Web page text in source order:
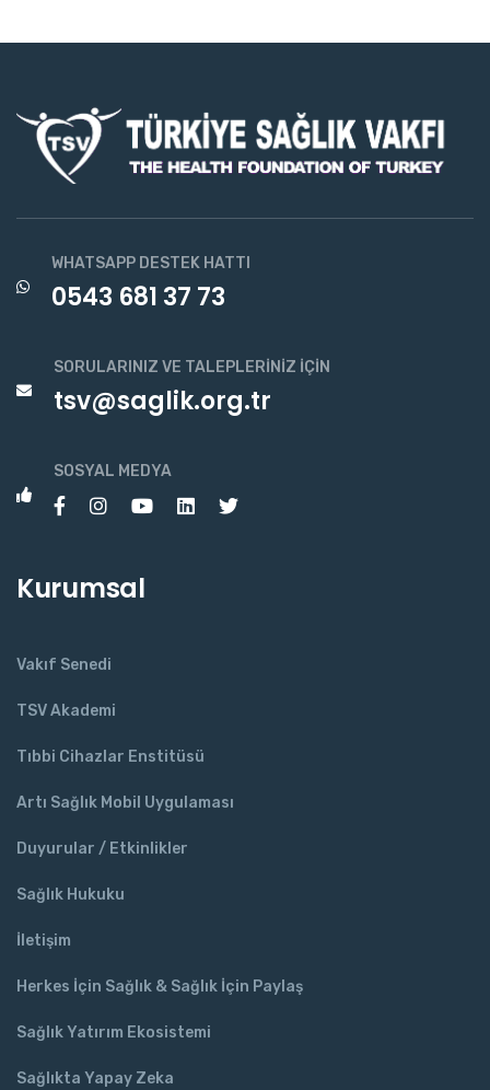
WHATSAPP DESTEK HATTI
0543 681 37 73
SORULARINIZ VE TALEPLERINIZ İÇIN
tsv@saglik.org.tr
SOSYAL MEDYA
Kurumsal
Vakıf Senedi
TSV Akademi
Tıbbi Cihazlar Enstitüsü
Artı Sağlık Mobil Uygulaması
Duyurular / Etkinlikler
Sağlık Hukuku
İletişim
Herkes İçin Sağlık & Sağlık İçin Paylaş
Sağlık Yatırım Ekosistemi
Sağlıkta Yapay Zeka